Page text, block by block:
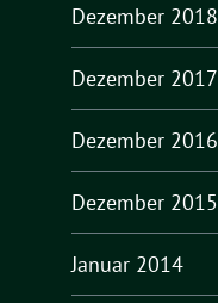
Dezember 2018
Dezember 2017
Dezember 2016
Dezember 2015
Januar 2014